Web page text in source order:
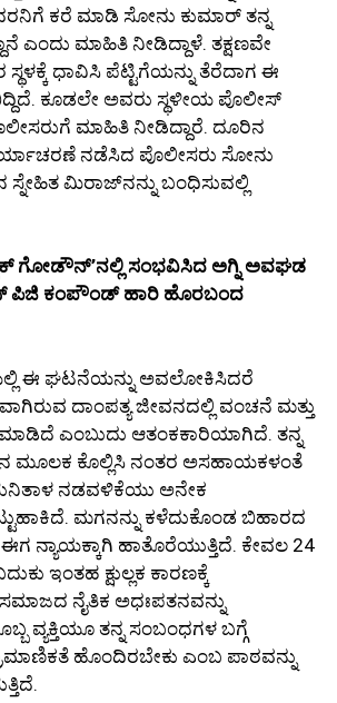
ಕರೆ ಮಾಡಿ ಸೋನು ಕುಮಾರ್ ತನ್ನ
ಎಂದು ಮಾಹಿತಿ ನೀಡಿದ್ದಾಳೆ. ತಕ್ಷಣವೇ
ಧಾವಿಸಿ ಪೆಟ್ಟಿಗೆಯನ್ನು ತೆರೆದಾಗ ಈ
ಕೂಡಲೇ ಅವರು ಸ್ಥಳೀಯ ಪೊಲೀಸ್
ಮಾಹಿತಿ ನೀಡಿದ್ದಾರೆ. ದೂರಿನ
ನಡೆಸಿದ ಪೊಲೀಸರು ಸೋನು
ಸ್ನೇಹಿತ ಮಿರಾಜ್‌ನನ್ನು ಬಂಧಿಸುವಲ್ಲಿ
ಗೋಡೌನ್‌’ನಲ್ಲಿ ಸಂಭವಿಸಿದ ಅಗ್ನಿ ಅವಘಡ
ಪಿಜಿ ಕಂಪೌಂಡ್ ಹಾರಿ ಹೊರಬಂದ
ಈ ಘಟನೆಯನ್ನು ಅವಲೋಕಿಸಿದರೆ
ದಾಂಪತ್ಯ ಜೀವನದಲ್ಲಿ ವಂಚನೆ ಮತ್ತು
ಎಂಬುದು ಆತಂಕಕಾರಿಯಾಗಿದೆ. ತನ್ನ
ಮೂಲಕ ಕೊಲ್ಲಿಸಿ ನಂತರ ಅಸಹಾಯಕಳಂತೆ
ನಡವಳಿಕೆಯು ಅನೇಕ
ಮಗನನ್ನು ಕಳೆದುಕೊಂಡ ಬಿಹಾರದ
ನ್ಯಾಯಕ್ಕಾಗಿ ಹಾತೊರೆಯುತ್ತಿದೆ. ಕೇವಲ 24
ಇಂತಹ ಕ್ಷುಲ್ಲಕ ಕಾರಣಕ್ಕೆ
ಸಮಾಜದ ನೈತಿಕ ಅಧಃಪತನವನ್ನು
ವ್ಯಕ್ತಿಯೂ ತನ್ನ ಸಂಬಂಧಗಳ ಬಗ್ಗೆ
ಹೊಂದಿರಬೇಕು ಎಂಬ ಪಾಠವನ್ನು